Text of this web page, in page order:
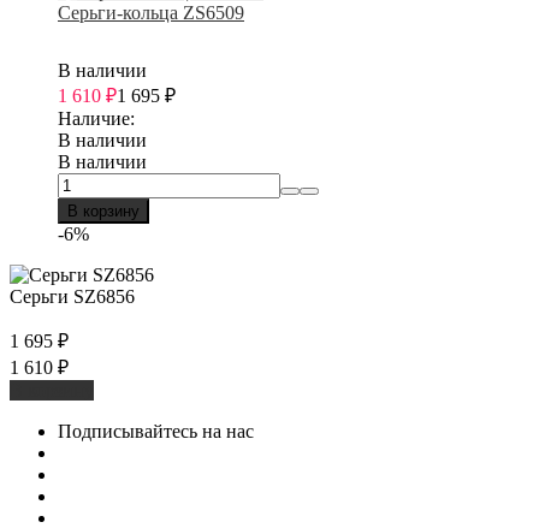
Серьги-кольца ZS6509
В наличии
1 610 ₽1 695 ₽
Наличие:
В наличии
В наличии
В корзину
-6%
Серьги SZ6856
1 695 ₽
1 610 ₽
Подписывайтесь на нас